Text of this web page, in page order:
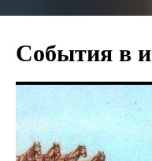
События в